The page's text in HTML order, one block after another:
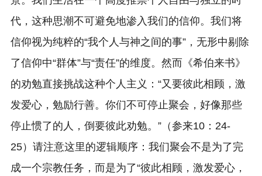
代，这种思潮不可避免地渗入我们的信仰。我们将
信仰视为纯粹的“我个人与神之间的事”，无形中剔除
了信仰中“群体”与“责任”的维度。然而《希伯来书》
的劝勉直接挑战这种个人主义：“又要彼此相顾，激
发爱心，勉励行善。你们不可停止聚会，好像那些
停止惯了的人，倒要彼此劝勉。”（参来10：24-
25）请注意这里的逻辑顺序：我们聚会不是为了完
成一个宗教任务，而是为了“彼此相顾，激发爱心，